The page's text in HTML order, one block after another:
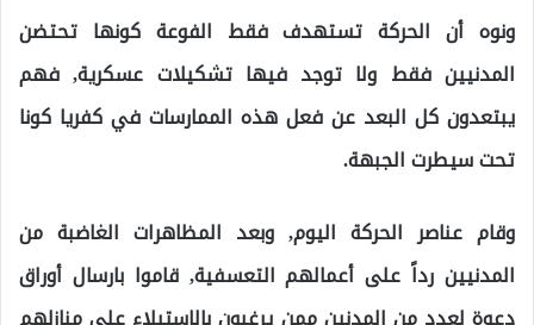
ونوه أن الحركة تستهدف فقط الفوعة كونها تحتضن
المدنيين فقط ولا توجد فيها تشكيلات عسكرية, فهم
يبتعدون كل البعد عن فعل هذه الممارسات في كفريا كونا
تحت سيطرت الجبهة.
وقام عناصر الحركة اليوم, وبعد المظاهرات الغاضبة من
المدنيين رداً على أعمالهم التعسفية, قاموا بارسال أوراق